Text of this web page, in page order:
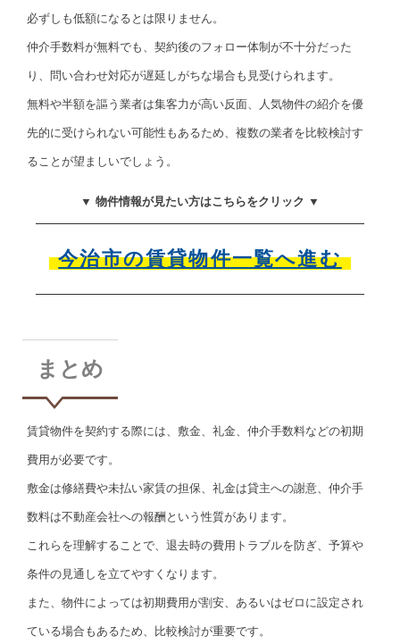
必ずしも低額になるとは限りません。
仲介手数料が無料でも、契約後のフォロー体制が不十分だった
り、問い合わせ対応が遅延しがちな場合も見受けられます。
無料や半額を謳う業者は集客力が高い反面、人気物件の紹介を優
先的に受けられない可能性もあるため、複数の業者を比較検討す
ることが望ましいでしょう。
▼ 物件情報が見たい方はこちらをクリック ▼
今治市の賃貸物件一覧へ進む
まとめ
賃貸物件を契約する際には、敷金、礼金、仲介手数料などの初期
費用が必要です。
敷金は修繕費や未払い家賃の担保、礼金は貸主への謝意、仲介手
数料は不動産会社への報酬という性質があります。
これらを理解することで、退去時の費用トラブルを防ぎ、予算や
条件の見通しを立てやすくなります。
また、物件によっては初期費用が割安、あるいはゼロに設定され
ている場合もあるため、比較検討が重要です。